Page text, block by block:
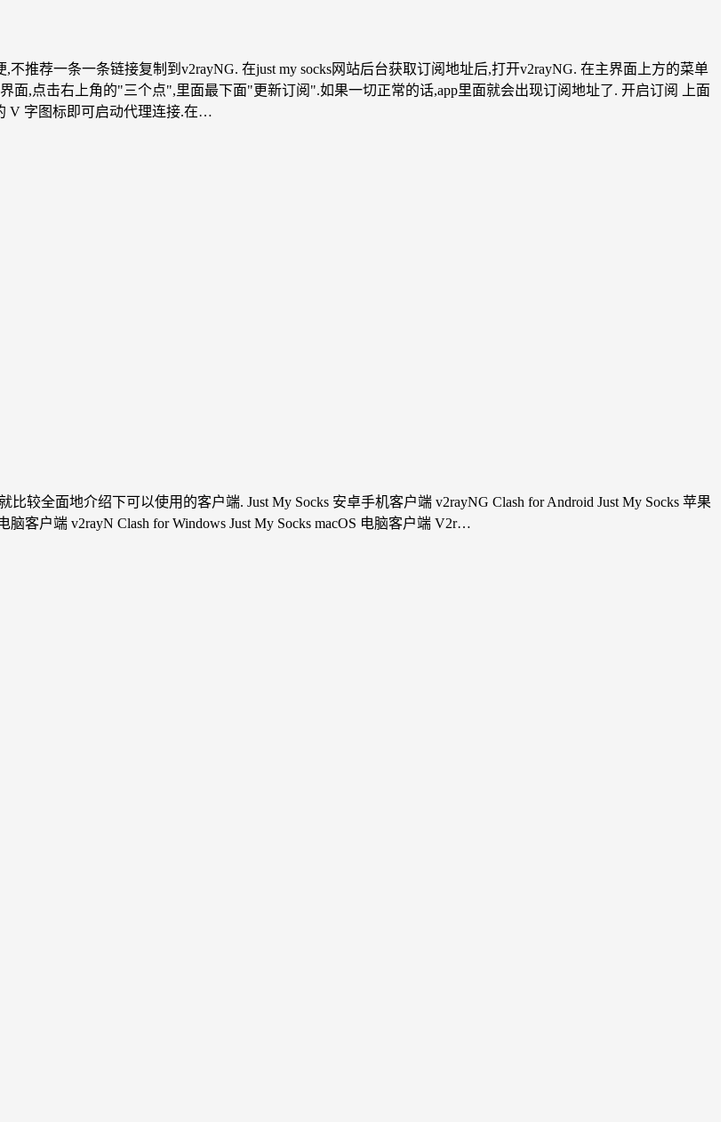
推荐一条一条链接复制到v2rayNG. 在just my socks网站后台获取订阅地址后,打开v2rayNG. 在主界面上方的菜单
,点击右上角的"三个点",里面最下面"更新订阅".如果一切正常的话,app里面就会出现订阅地址了. 开启订阅 上面
V 字图标即可启动代理连接.在…
比较全面地介绍下可以使用的客户端. Just My Socks 安卓手机客户端 v2rayNG Clash for Android Just My Socks 苹果
脑客户端 v2rayN Clash for Windows Just My Socks macOS 电脑客户端 V2r…